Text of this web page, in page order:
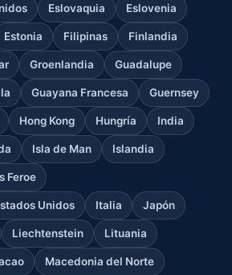
Eslovaquia Eslovenia
Estonia Filipinas Finlandia
Groenlandia Guadalupe
Guayana Francesa Guernsey
Hong Kong Hungría India
Isla de Man Islandia
Feroe
Unidos Italia Japón
Liechtenstein Lituania
Macedonia del Norte